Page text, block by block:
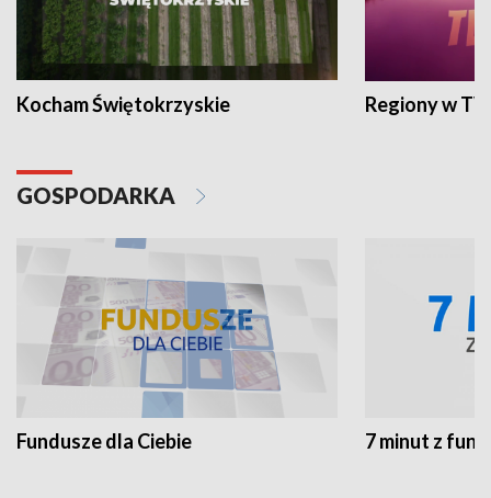
Kocham Świętokrzyskie Regiony w
GOSPODARKA
Fundusze dla Ciebie 7 minut z